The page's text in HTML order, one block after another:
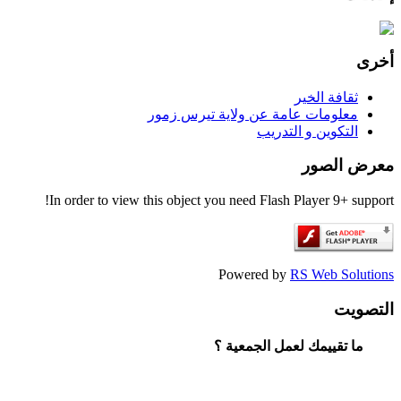
أخرى
ثقافة الخير
معلومات عامة عن ولاية تيرس زمور
التكوين و التدريب
معرض الصور
In order to view this object you need Flash Player 9+ support!
Powered by RS Web Solutions
التصويت
ما تقييمك لعمل الجمعية ؟